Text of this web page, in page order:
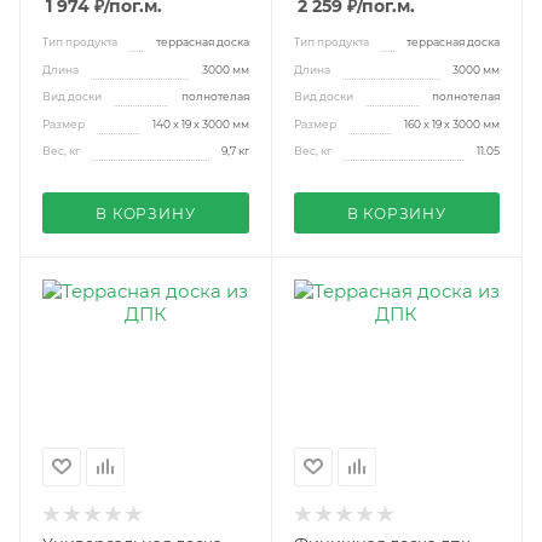
1 974 ₽/пог.м.
Тип продукта террасная доска
Длина 3000 мм
Вид доски полнотелая
Размер 140 x 19 x 3000 мм
Вес, кг 9,7 кг
В КОРЗИНУ
2 259 ₽/пог.м.
Тип продукта террасная доска
Длина 3000 мм
Вид доски полнотелая
Размер 160 x 19 x 3000 мм
Вес, кг 11.05
В КОРЗИНУ